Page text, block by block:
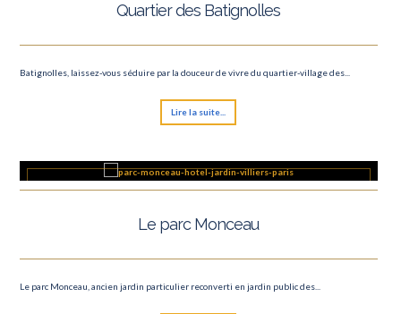
Quartier des Batignolles
Batignolles, laissez-vous séduire par la douceur de vivre du quartier-village des...
Lire la suite...
Le parc Monceau
Le parc Monceau, ancien jardin particulier reconverti en jardin public des...